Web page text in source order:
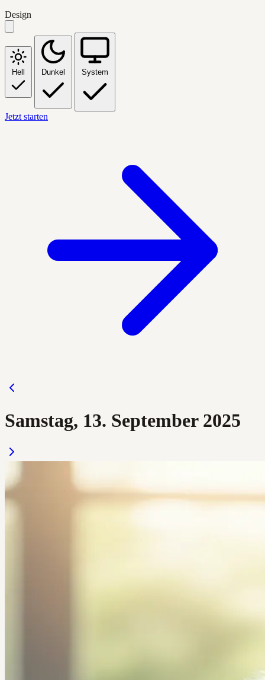
Design
Hell Dunkel System
Jetzt starten
Samstag, 13. September 2025